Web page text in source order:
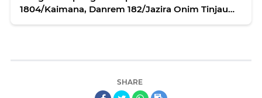
1804/Kaimana, Danrem 182/Jazira Onim Tinjau
SHARE